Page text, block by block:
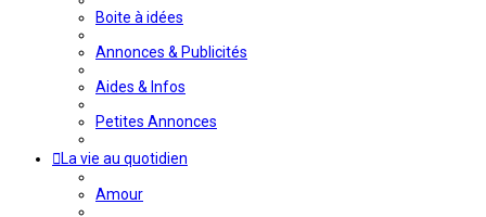
Boite à idées
Annonces & Publicités
Aides & Infos
Petites Annonces
La vie au quotidien
Amour